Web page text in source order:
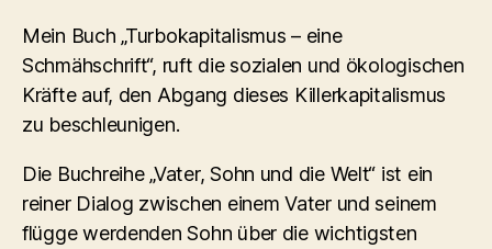
Mein Buch „Turbokapitalismus – eine
Schmähschrift“, ruft die sozialen und ökologischen
Kräfte auf, den Abgang dieses Killerkapitalismus
zu beschleunigen.
Die Buchreihe „Vater, Sohn und die Welt“ ist ein
reiner Dialog zwischen einem Vater und seinem
flügge werdenden Sohn über die wichtigsten